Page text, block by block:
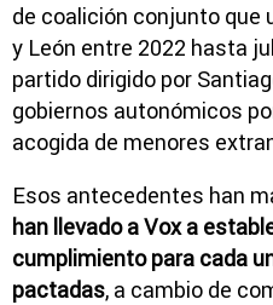
de coalición conjunto que
y León entre 2022 hasta
partido dirigido por
gobiernos autonómicos
acogida de menores
Esos antecedentes han
han llevado a Vox a
cumplimiento para cada
pactadas, a cambio de